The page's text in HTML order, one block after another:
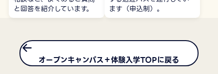
と回答を紹介しています。
ます（申込制）。
オープンキャンパス＋体験入学TOPに戻る